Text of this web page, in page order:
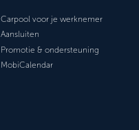
Carpool voor je werknemer
Aansluiten
Promotie & ondersteuning
MobiCalendar